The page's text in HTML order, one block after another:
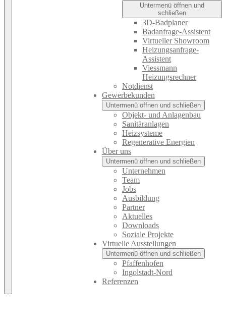
Untermenü öffnen und
schließen
3D-Badplaner
Badanfrage-Assistent
Virtueller Showroom
Heizungsanfrage-
Assistent
Viessmann
Heizungsrechner
Notdienst
Gewerbekunden
Untermenü öffnen und schließen
Objekt- und Anlagenbau
Sanitäranlagen
Heizsysteme
Regenerative Energien
Über uns
Untermenü öffnen und schließen
Unternehmen
Team
Jobs
Ausbildung
Partner
Aktuelles
Downloads
Soziale Projekte
Virtuelle Ausstellungen
Untermenü öffnen und schließen
Pfaffenhofen
Ingolstadt-Nord
Referenzen